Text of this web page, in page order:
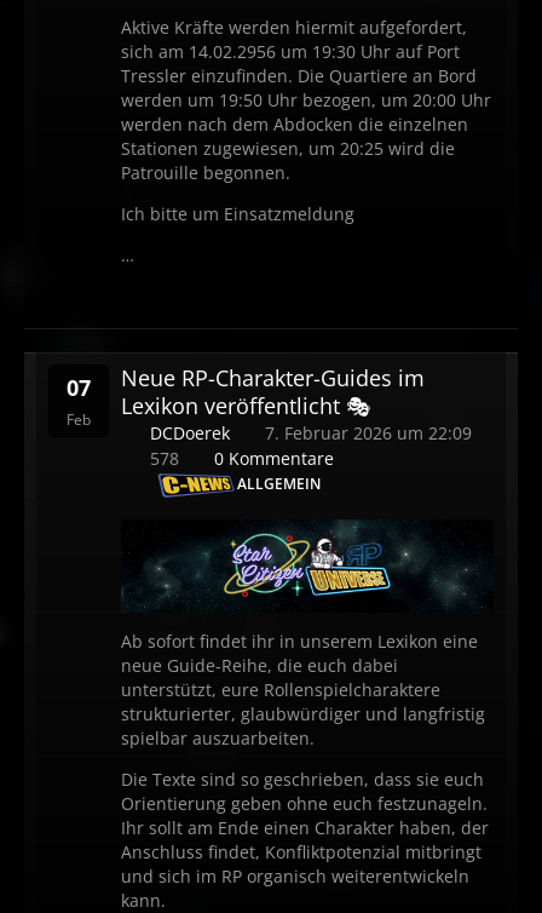
Aktive Kräfte werden hiermit aufgefordert,
sich am 14.02.2956 um 19:30 Uhr auf Port
Tressler einzufinden. Die Quartiere an Bord
werden um 19:50 Uhr bezogen, um 20:00 Uhr
werden nach dem Abdocken die einzelnen
Stationen zugewiesen, um 20:25 wird die
Patrouille begonnen.
Ich bitte um Einsatzmeldung
…
07
Feb
Neue RP-Charakter-Guides im
Lexikon veröffentlicht 🎭
DCDoerek
7. Februar 2026 um 22:09
578
0 Kommentare
ALLGEMEIN
Ab sofort findet ihr in unserem Lexikon eine
neue Guide-Reihe, die euch dabei
unterstützt, eure Rollenspielcharaktere
strukturierter, glaubwürdiger und langfristig
spielbar auszuarbeiten.
Die Texte sind so geschrieben, dass sie euch
Orientierung geben ohne euch festzunageln.
Ihr sollt am Ende einen Charakter haben, der
Anschluss findet, Konfliktpotenzial mitbringt
und sich im RP organisch weiterentwickeln
kann.